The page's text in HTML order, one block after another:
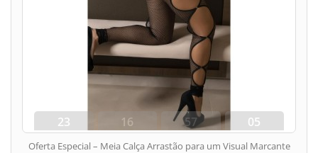
23
dias
16
hora
57
min
04
seg
Oferta Especial – Meia Calça Arrastão para um Visual Marcante